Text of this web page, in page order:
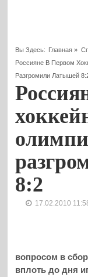
Вы Здесь: Главная »
Россияне В Первом
Разгромили Латышей
8:2
17.02.2010
вопросом в
вплоть до дня